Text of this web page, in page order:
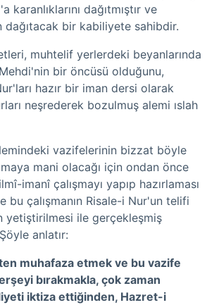
dağıtmıştır ve
bir kabiliyete sahibdir.
muhtelif yerlerdeki beyanlarında
bir öncüsü olduğunu,
hazır bir iman dersi olarak
neşrederek bozulmuş alemi ıslah
vazifelerinin bizzat böyle
mani olacağı için ondan önce
imanî çalışmayı yapıp hazırlaması
bu çalışmanın Risale-i Nur'un telifi
yetiştirilmesi ile gerçekleşmiş
anlatır:
muhafaza etmek ve bu vazife
bırakmakla, çok zaman
iktiza ettiğinden, Hazret-i